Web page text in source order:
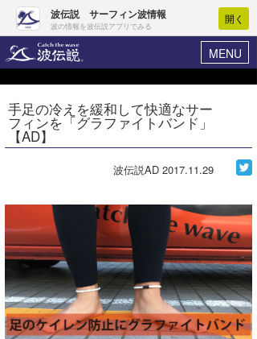
波伝説 サーフィン波情報
波の情報を波伝説アプリでみる
開く
MENU
ヘルプ マイホーム
ログイン
WAVE HUNTER波予想ツール
気象情報
ニュース
サーフィンエリアガイド
手足の冷えを緩和して快適なサー
フィンを「グラファイトバンド」
【AD】
波伝説AD 2017.11.29
Core Surf Japan
コンテスト
ファッション/グッズ
アート＆エンタメ
コラム
トラベル
ショップ情報